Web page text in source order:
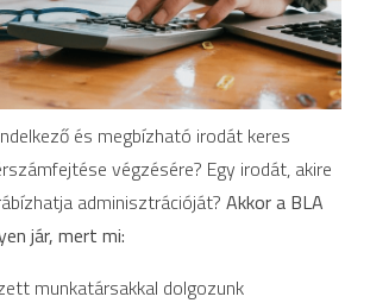
és megbízható irodát keres
végzésére? Egy irodát, akire
adminisztrációját? Akkor a BLA
jár, mert mi:
munkatársakkal dolgozunk